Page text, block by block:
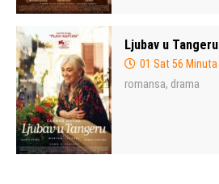
Ljubav u Tangeru
01 Sat 56 Minuta
romansa, drama